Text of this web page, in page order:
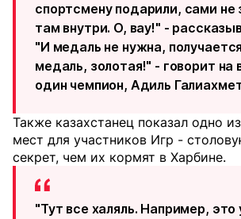
спортсмену подарили, сами не
там внутри. О, вау!" -
"И медаль не нужна,
медаль, золотая!" - говорит
один чемпион, Адиль
Также казахстанец показал одно
мест для участников Игр -
секрет, чем их кормят в Харбине.
"Тут все халяль. Например, это